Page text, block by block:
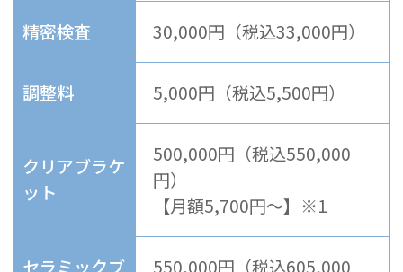
精密検査 30,000円（税込33,000円）
調整料 5,000円（税込5,500円）
クリアブラケ
ット
500,000円（税込550,000
円）
【月額5,700円～】※1
セラミックブ
550,000円（税込605,000